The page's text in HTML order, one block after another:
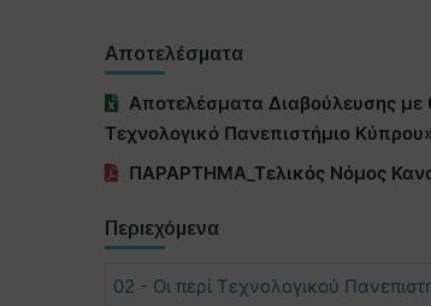
Αποτελέσματα
Αποτελέσματα Διαβούλευσης
Τεχνολογικό Πανεπιστήμιο
ΠΑΡΑΡΤΗΜΑ_Τελικός Νόμος
Περιεχόμενα
02 - Οι περί Τεχνολογικού